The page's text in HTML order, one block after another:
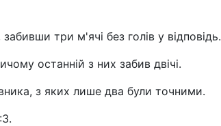
три м'ячі без голів у відповідь.
останній з них забив двічі.
з яких лише два були точними.